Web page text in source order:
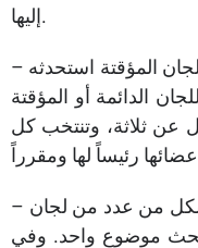
إليها.
– اللجان الميدانية: هي نوع جديد من اللجان المؤقتة استحدثه
الدائمة أو المؤقتة
عن ثلاثة، وتنتخب كل
– اللجنة المشتركة: هي اللجنة التي تُشكل من عدد من لجان
موضوع واحد. وفي